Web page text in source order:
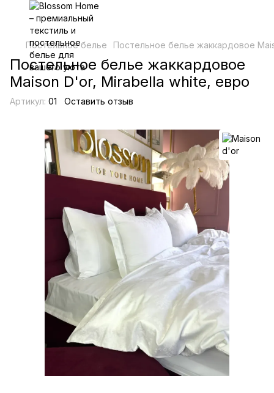
Постельное белье Постельное белье жаккардовое
Постельное белье жаккардовое
Maison D'or, Mirabella white, евро
Артикул: 01 Оставить отзыв